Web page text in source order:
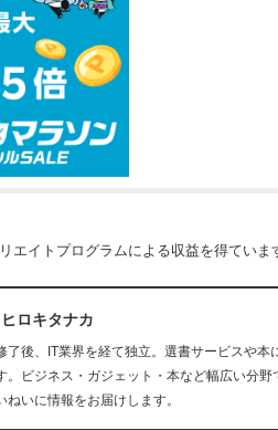
エイトプログラムによる収益を得ていま
ロキタナカ
了後、IT業界を経て独立。選書サービスや
。ビジネス・ガジェット・本など幅広い分
ねいに情報をお届けします。